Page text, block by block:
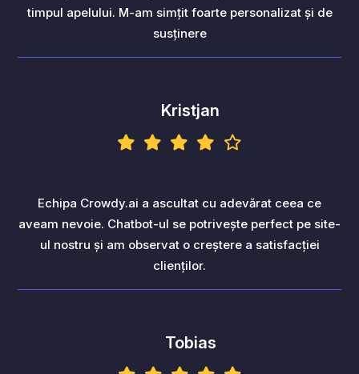
timpul apelului. M-am simțit foarte personalizat și de
susținere
Kristjan
Echipa Crowdy.ai a ascultat cu adevărat ceea ce
aveam nevoie. Chatbot-ul se potrivește perfect pe site-
ul nostru și am observat o creștere a satisfacției
clienților.
Tobias